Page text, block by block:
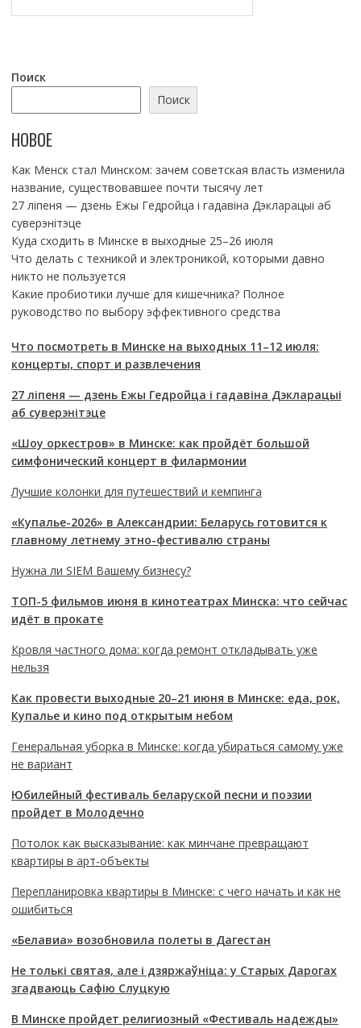
Поиск
Поиск
НОВОЕ
Как Менск стал Минском: зачем советская власть изменила
название, существовавшее почти тысячу лет
27 ліпеня — дзень Ежы Гедройца і гадавіна Дэкларацыі аб
суверэнітэце
Куда сходить в Минске в выходные 25–26 июля
Что делать с техникой и электроникой, которыми давно
никто не пользуется
Какие пробиотики лучше для кишечника? Полное
руководство по выбору эффективного средства
Что посмотреть в Минске на выходных 11–12 июля:
концерты, спорт и развлечения
27 ліпеня — дзень Ежы Гедройца і гадавіна Дэкларацыі
аб суверэнітэце
«Шоу оркестров» в Минске: как пройдёт большой
симфонический концерт в филармонии
Лучшие колонки для путешествий и кемпинга
«Купалье-2026» в Александрии: Беларусь готовится к
главному летнему этно-фестивалю страны
Нужна ли SIEM Вашему бизнесу?
ТОП-5 фильмов июня в кинотеатрах Минска: что сейчас
идёт в прокате
Кровля частного дома: когда ремонт откладывать уже
нельзя
Как провести выходные 20–21 июня в Минске: еда, рок,
Купалье и кино под открытым небом
Генеральная уборка в Минске: когда убираться самому уже
не вариант
Юбилейный фестиваль беларуской песни и поэзии
пройдет в Молодечно
Потолок как высказывание: как минчане превращают
квартиры в арт-объекты
Перепланировка квартиры в Минске: с чего начать и как не
ошибиться
«Белавиа» возобновила полеты в Дагестан
Не толькі святая, але і дзяржаўніца: у Старых Дарогах
згадваюць Сафію Слуцкую
В Минске пройдет религиозный «Фестиваль надежды»